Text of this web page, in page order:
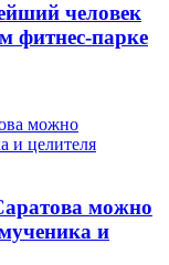
человек
фитнес-парке
можно
и